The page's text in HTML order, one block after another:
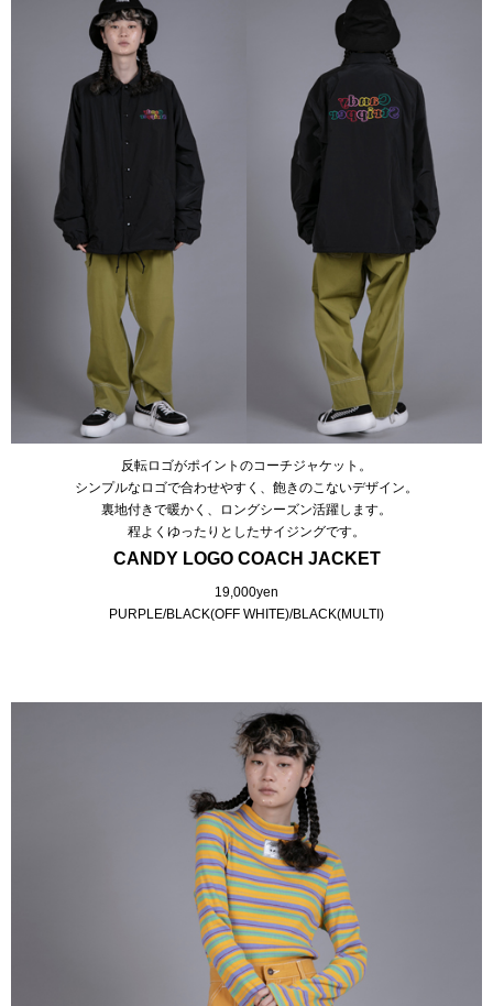
反転ロゴがポイントのコーチジャケット。
シンプルなロゴで合わせやすく、飽きのこないデザイン。
裏地付きで暖かく、ロングシーズン活躍します。
程よくゆったりとしたサイジングです。
CANDY LOGO COACH JACKET
19,000yen
PURPLE/BLACK(OFF WHITE)/BLACK(MULTI)